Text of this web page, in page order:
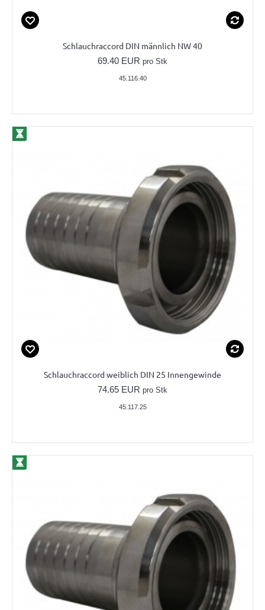
Schlauchraccord DIN männlich NW 40
69.40 EUR pro Stk
45.116.40
Schlauchraccord weiblich DIN 25 Innengewinde
74.65 EUR pro Stk
45.117.25